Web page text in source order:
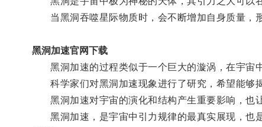
当黑洞吞噬星际物质时，会不断增加自身质量，
黑洞加速官网下载
黑洞加速的过程类似于一个巨大的漩涡，在宇宙中
科学家们对黑洞加速现象进行了研究，希望能够揭
黑洞加速对宇宙的演化和结构产生重要影响，也
黑洞加速，是宇宙中引力规律的最真实展现，也是